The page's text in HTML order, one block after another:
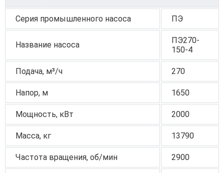
Серия промышленного насоса ПЭ
Название насоса
ПЭ270-
150-4
Подача, м³/ч 270
Напор, м 1650
Мощность, кВт 2000
Масса, кг 13790
Частота вращения, об/мин 2900